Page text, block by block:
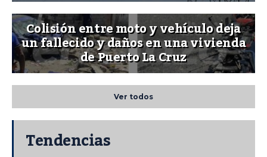
Colisión entre moto y vehículo deja
un fallecido y daños en una vivienda
de Puerto La Cruz
Ver todos
Tendencias